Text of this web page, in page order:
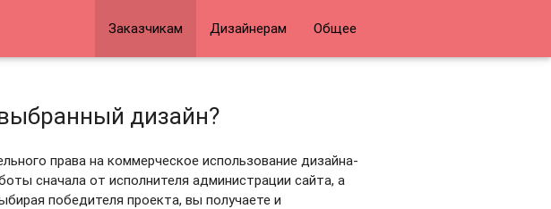
Заказчикам Дизайнерам Общее
дизайн?
права на коммерческое использование дизайна-
сначала от исполнителя администрации сайта, а
победителя проекта, вы получаете и